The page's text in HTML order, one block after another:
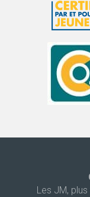
Les JM,